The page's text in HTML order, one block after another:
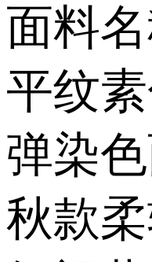
面料
平纹
弹染
秋款